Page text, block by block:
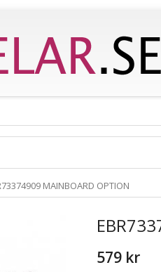
MAINBOARD OPTION
579 kr